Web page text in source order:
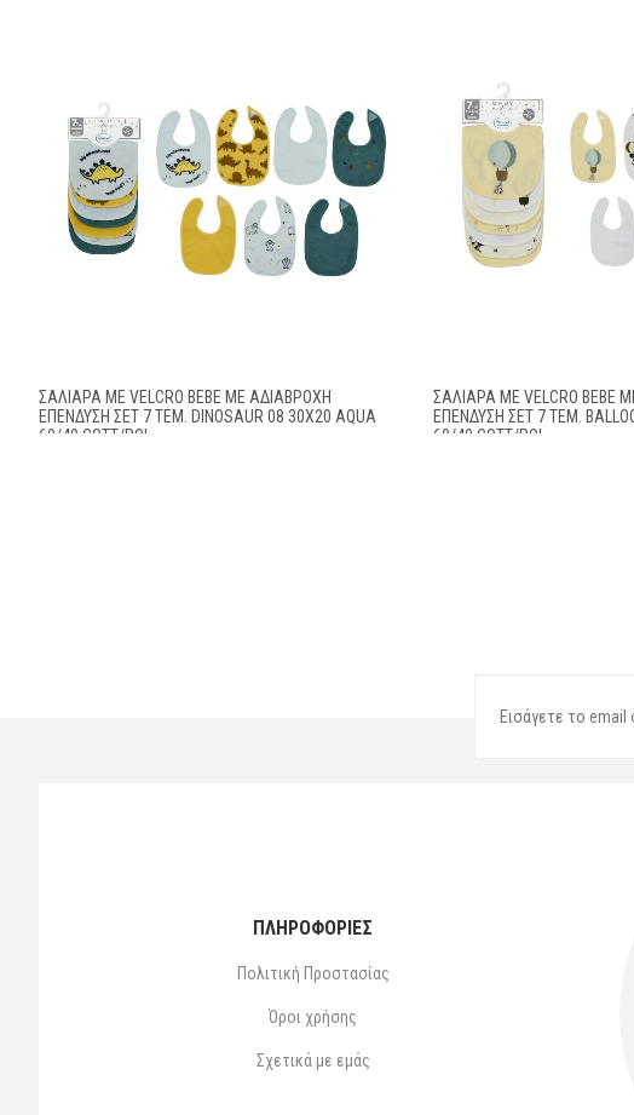
ΣΑΛΙΆΡΑ ΜΕ VELCRO BEBE ΜΕ ΑΔΙΆΒΡΟΧΗ
ΕΠΈΝΔΥΣΗ ΣΕΤ 7 ΤΕΜ. DINOSAUR 08 30X20 AQUA
60/40 COTT/POL
ΣΑΛΙΆΡΑ ΜΕ VELCRO BEBE
ΕΠΈΝΔΥΣΗ ΣΕΤ 7 ΤΕΜ.
60/40 COTT/POL
ΠΛΗΡΟΦΟΡΙΕΣ
Πολιτική Προστασίας
Όροι χρήσης
Σχετικά με εμάς